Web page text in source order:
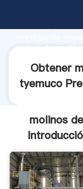
fuerte capacidad
molinos de
Obtener
tyemuco
molinos